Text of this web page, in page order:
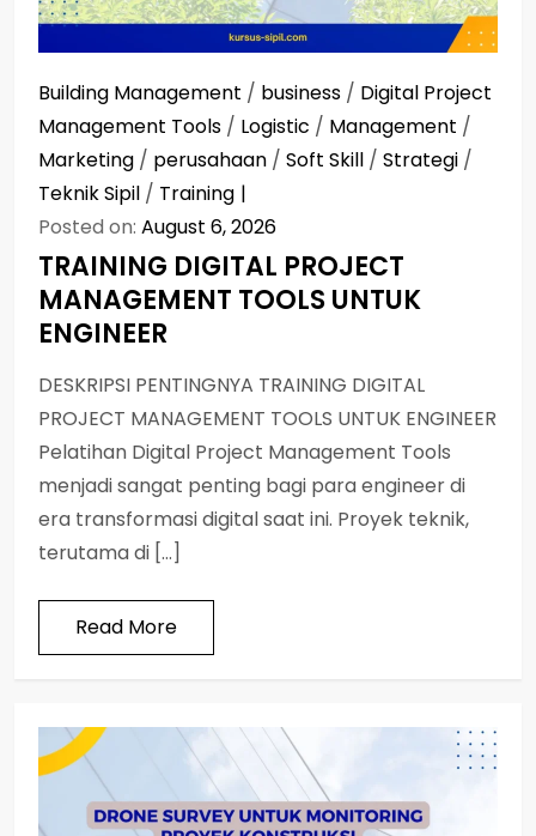
Building Management / business / Digital Project
Management Tools / Logistic / Management /
Marketing / perusahaan / Soft Skill / Strategi /
Teknik Sipil / Training
Posted on: August 6, 2026
TRAINING DIGITAL PROJECT
MANAGEMENT TOOLS UNTUK
ENGINEER
DESKRIPSI PENTINGNYA TRAINING DIGITAL
PROJECT MANAGEMENT TOOLS UNTUK ENGINEER
Pelatihan Digital Project Management Tools
menjadi sangat penting bagi para engineer di
era transformasi digital saat ini. Proyek teknik,
terutama di […]
Read More